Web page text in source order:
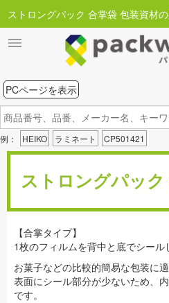
ストロングパック 合掌袋 包装資材
PCページを表示
例： HEIKO ラミネート CP501421
ストロングパック
【合掌タイプ】
1枚のフィルムを背中と底でシール
お菓子などの比較的簡易な包装に適
表面にシール部分が少ないため、
です。